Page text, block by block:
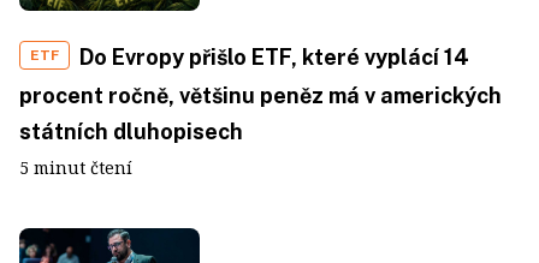
ETF
Do Evropy přišlo ETF, které vyplácí 14
procent ročně, většinu peněz má v amerických
státních dluhopisech
5 minut čtení